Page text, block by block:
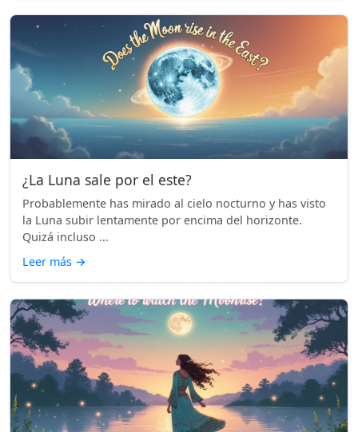
¿La Luna sale por el este?
Probablemente has mirado al cielo nocturno y has visto
la Luna subir lentamente por encima del horizonte.
Quizá incluso ...
Leer más →